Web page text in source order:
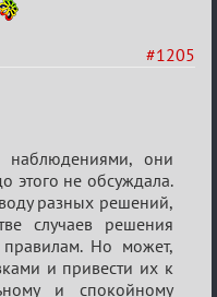
#1205
наблюдениями, они
этого не обсуждала.
разных решений,
случаев решения
правилам. Но может,
и привести их к
и спокойному